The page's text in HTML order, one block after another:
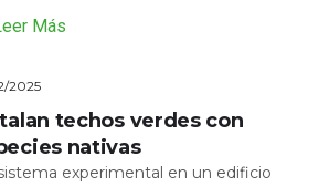
Más
2025
techos verdes con
nativas
experimental en un edificio